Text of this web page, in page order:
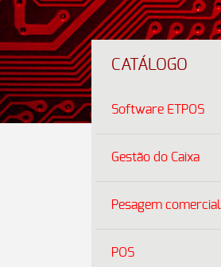
CATÁLOGO
Software ETPOS
Gestão do Caixa
Pesagem comercial
POS